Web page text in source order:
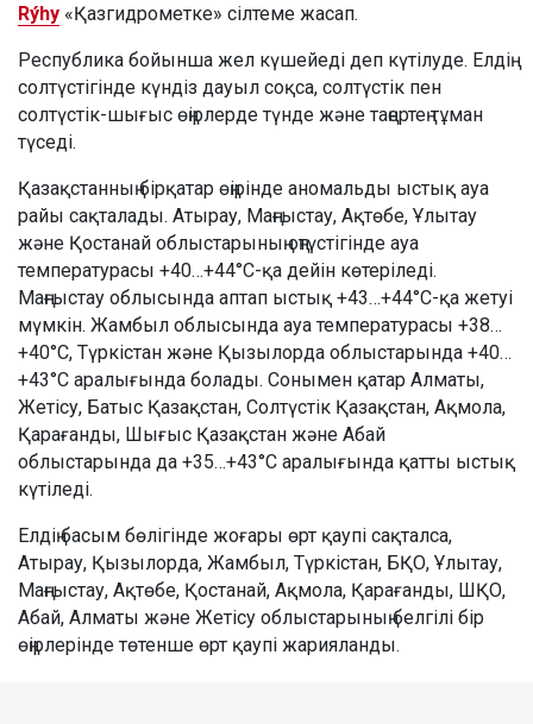
Rýhy «Қазгидрометке» сілтеме жасап.
Республика бойынша жел күшейеді деп күтілуде. Елдің
солтүстігінде күндіз дауыл соқса, солтүстік пен
солтүстік-шығыс өңірлерде түнде және таңертең тұман
түседі.
Қазақстанның бірқатар өңірінде аномальды ыстық ауа
райы сақталады. Атырау, Маңғыстау, Ақтөбе, Ұлытау
және Қостанай облыстарының оңтүстігінде ауа
температурасы +40…+44°C-қа дейін көтеріледі.
Маңғыстау облысында аптап ыстық +43…+44°C-қа жетуі
мүмкін. Жамбыл облысында ауа температурасы +38…
+40°C, Түркістан және Қызылорда облыстарында +40…
+43°C аралығында болады. Сонымен қатар Алматы,
Жетісу, Батыс Қазақстан, Солтүстік Қазақстан, Ақмола,
Қарағанды, Шығыс Қазақстан және Абай
облыстарында да +35…+43°C аралығында қатты ыстық
күтіледі.
Елдің басым бөлігінде жоғары өрт қаупі сақталса,
Атырау, Қызылорда, Жамбыл, Түркістан, БҚО, Ұлытау,
Маңғыстау, Ақтөбе, Қостанай, Ақмола, Қарағанды, ШҚО,
Абай, Алматы және Жетісу облыстарының белгілі бір
өңірлерінде төтенше өрт қаупі жарияланды.